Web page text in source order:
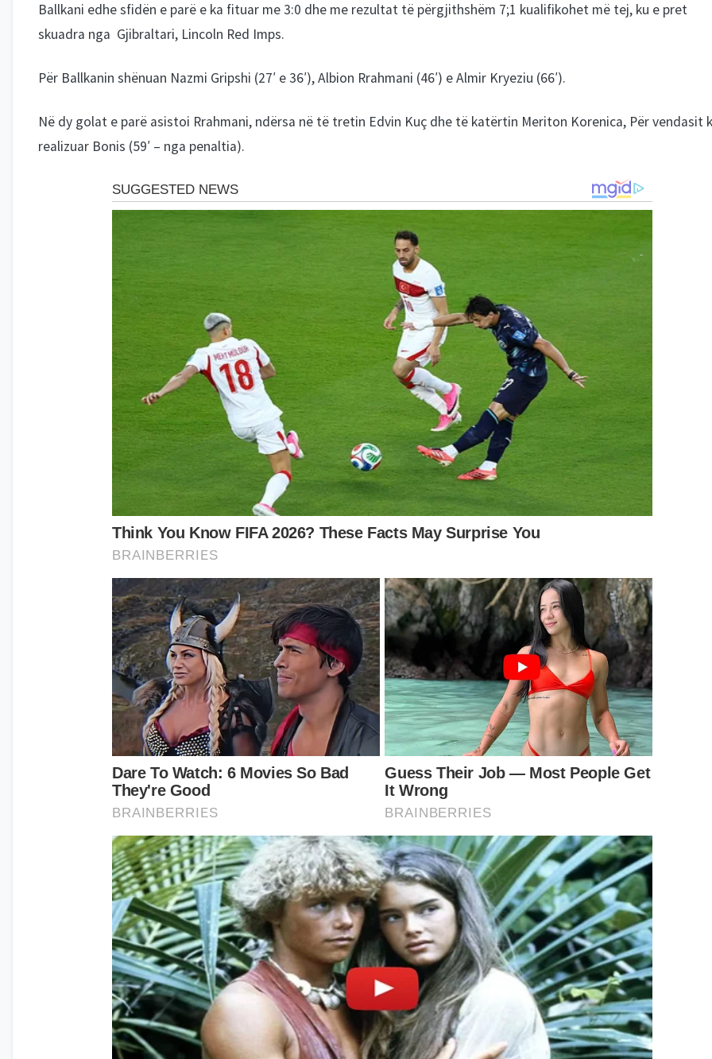
Ballkani edhe sfidën e parë e ka fituar me 3:0 dhe me rezultat të përgjithshëm 7;1 kualifikohet më tej, ku e pret
skuadra nga Gjibraltari, Lincoln Red Imps.
Për Ballkanin shënuan Nazmi Gripshi (27′ e 36′), Albion Rrahmani (46′) e Almir Kryeziu (66′).
Në dy golat e parë asistoi Rrahmani, ndërsa në të tretin Edvin Kuç dhe të katërtin Meriton Korenica, Për vendasit
realizuar Bonis (59′ – nga penaltia).